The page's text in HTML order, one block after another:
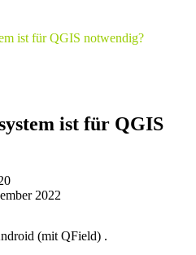
ist für QGIS notwendig?
ist für QGIS
2022
(mit QField) .